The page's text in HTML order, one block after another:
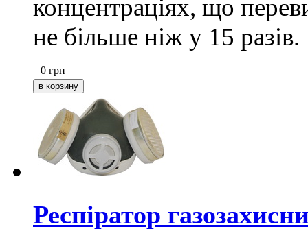
концентраціях, що
не більше ніж у 15 разів.
0 грн
Респіратор